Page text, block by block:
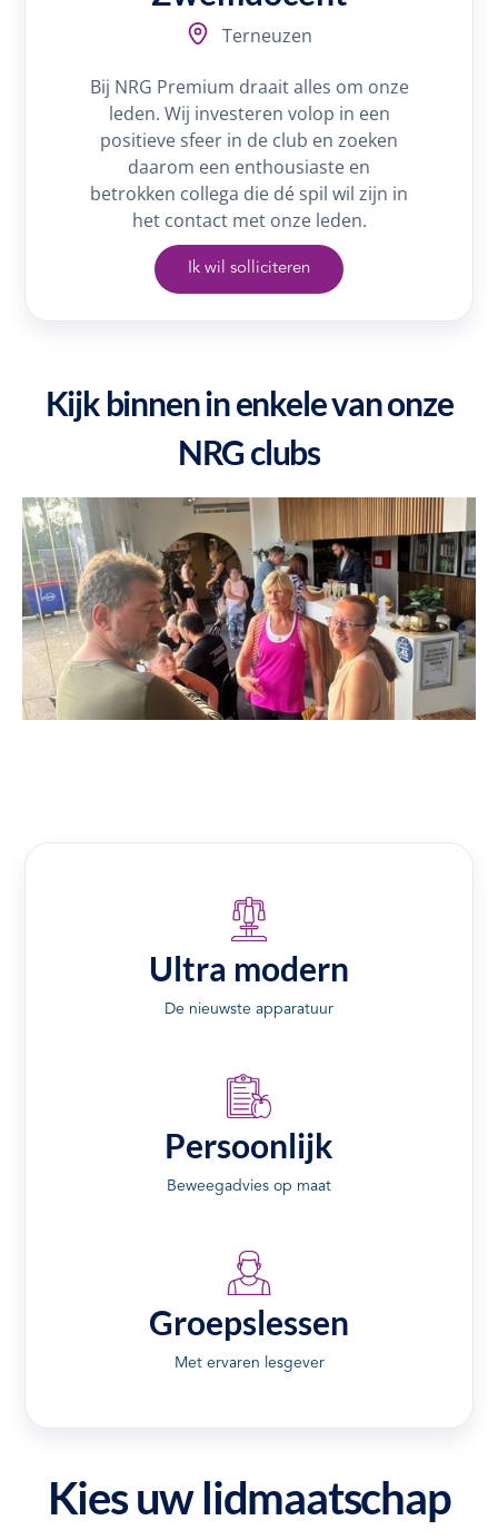
Terneuzen
Bij NRG Premium draait alles om onze
leden. Wij investeren volop in een
positieve sfeer in de club en zoeken
daarom een enthousiaste en
betrokken collega die dé spil wil zijn in
het contact met onze leden.
Ik wil solliciteren
Kijk binnen in enkele van onze
NRG clubs
Ultra modern
De nieuwste apparatuur
Persoonlijk
Beweegadvies op maat
Groepslessen
Met ervaren lesgever
Kies uw lidmaatschap